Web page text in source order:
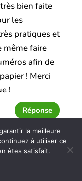
bien faite
les
pratiques et
même faire
afin de
! Merci
!
Réponse
à 14 h 30 min
bien faite et je
la meilleure
à utiliser ce
êtes satisfait.